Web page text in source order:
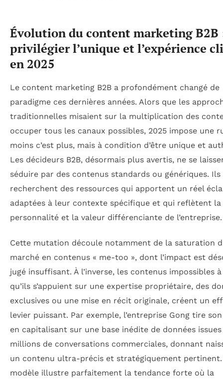
Évolution du content marketing B2B
privilégier l’unique et l’expérience
en 2025
Le content marketing B2B a profondément changé de
paradigme ces dernières années. Alors que les
traditionnelles misaient sur la multiplication des
occuper tous les canaux possibles, 2025 impose une
moins c’est plus, mais à condition d’être unique et
Les décideurs B2B, désormais plus avertis, ne se
séduire par des contenus standards ou génériques. Ils
recherchent des ressources qui apportent un réel
adaptées à leur contexte spécifique et qui reflètent la
personnalité et la valeur différenciante de l’entreprise.
Cette mutation découle notamment de la saturation
marché en contenus « me-too », dont l’impact est
jugé insuffisant. À l’inverse, les contenus impossibles
qu’ils s’appuient sur une expertise propriétaire, des
exclusives ou une mise en récit originale, créent un
levier puissant. Par exemple, l’entreprise Gong tire
en capitalisant sur une base inédite de données
millions de conversations commerciales, donnant
un contenu ultra-précis et stratégiquement pertinent.
modèle illustre parfaitement la tendance forte où la